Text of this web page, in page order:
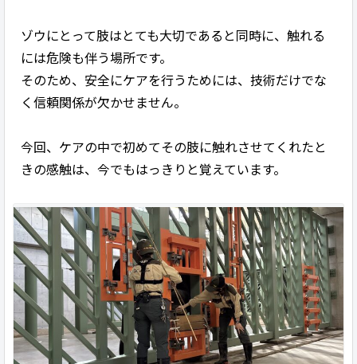
ゾウにとって肢はとても大切であると同時に、触れる
には危険も伴う場所です。
そのため、安全にケアを行うためには、技術だけでな
く信頼関係が欠かせません。
今回、ケアの中で初めてその肢に触れさせてくれたと
きの感触は、今でもはっきりと覚えています。